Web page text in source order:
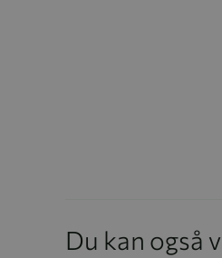
Du kan også